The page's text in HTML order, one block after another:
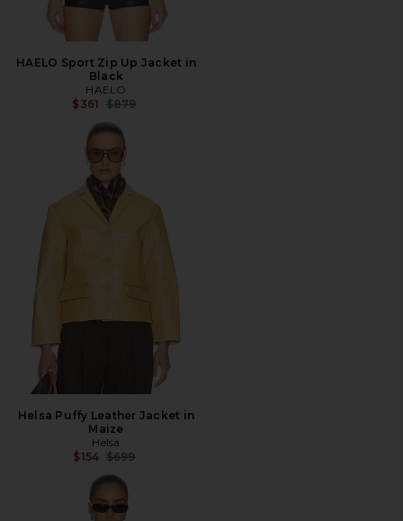
HAELO Sport Zip Up Jacket in
Black
HAELO
$361 Precio anterior:
$879
Helsa Puffy Leather Jacket in
Maize
Helsa
$154 Precio anterior:
$699